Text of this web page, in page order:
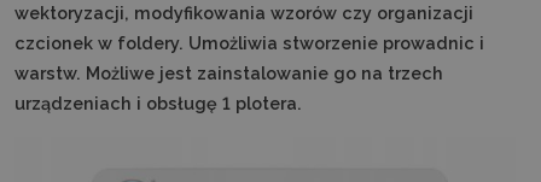
wektoryzacji, modyfikowania wzorów czy organizacji
czcionek w foldery. Umożliwia stworzenie prowadnic i
warstw. Możliwe jest zainstalowanie go na trzech
urządzeniach i obsługę 1 plotera.